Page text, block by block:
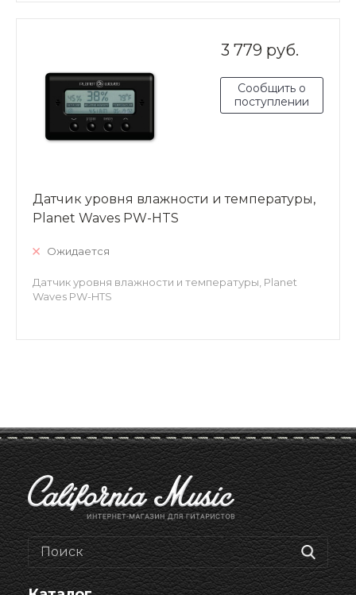
3 779 руб.
Сообщить о
поступлении
Датчик уровня влажности и температуры,
Planet Waves PW-HTS
Ожидается
Датчик уровня влажности и температуры, Planet
Waves PW-HTS